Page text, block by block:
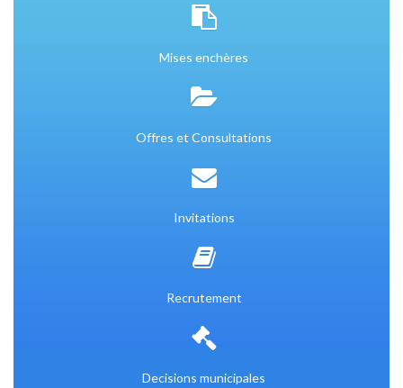
Mises enchères
Offres et Consultations
Invitations
Recrutement
Decisions municipales